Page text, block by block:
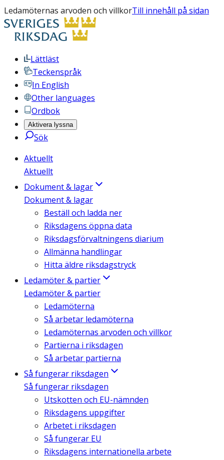
Ledamöternas arvoden och villkorTill innehåll på sidan
Lättläst
Teckenspråk
In English
Other languages
Ordbok
Aktivera lyssna
Sök
Aktuellt
Aktuellt
Dokument & lagar
Dokument & lagar
Beställ och ladda ner
Riksdagens öppna data
Riksdagsförvaltningens diarium
Allmänna handlingar
Hitta äldre riksdagstryck
Ledamöter & partier
Ledamöter & partier
Ledamöterna
Så arbetar ledamöterna
Ledamöternas arvoden och villkor
Partierna i riksdagen
Så arbetar partierna
Så fungerar riksdagen
Så fungerar riksdagen
Utskotten och EU-nämnden
Riksdagens uppgifter
Arbetet i riksdagen
Så fungerar EU
Riksdagens internationella arbete